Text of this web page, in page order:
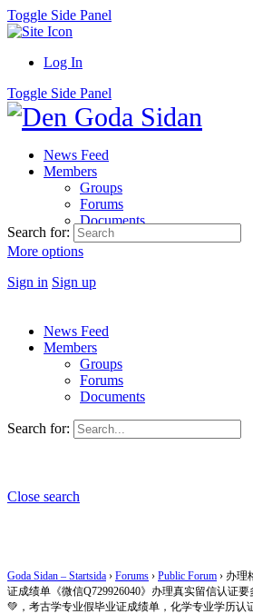
Toggle Side Panel
Log In
Toggle Side Panel
News Feed
Members
Groups
Forums
Documents
More options
Sign in Sign up
Search for:
News Feed
Members
Groups
Forums
Documents
Search for:
Close search
Goda Sidan – Startsida › Forums › Public Forum › 办理
证成绩单《微信Q729926040》办理真实留信认证
💚，考古学专业假毕业证成绩单，化学专业学历认